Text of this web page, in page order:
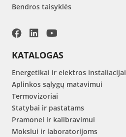
Bendros taisyklės
KATALOGAS
Energetikai ir elektros instaliacijai
Aplinkos sąlygų matavimui
Termovizoriai
Statybai ir pastatams
Pramonei ir kalibravimui
Mokslui ir laboratorijoms